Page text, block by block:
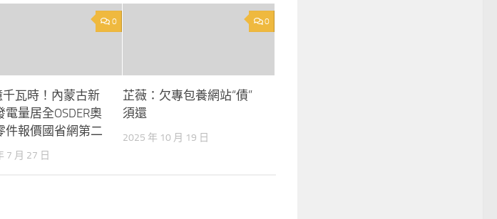
0
瓦時！內蒙古新
電量居全OSDER奧
件報價國省網第二
7 月 27 日
0
芷薇：欠專包養網站“債”
須還
2025 年 10 月 19 日